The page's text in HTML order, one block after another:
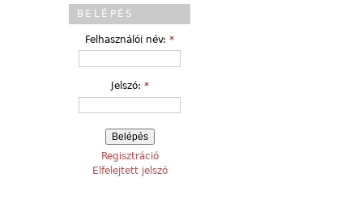
BELÉPÉS
Felhasználói név: *
Jelszó: *
Regisztráció
Elfelejtett jelszó